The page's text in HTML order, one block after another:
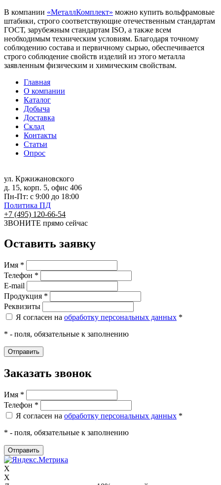
В компании «МеталлКомплект» можно купить вольфрамовые
штабики, строго соответствующие отечественным стандартам
ГОСТ, зарубежным стандартам ISO, а также всем
необходимым техническим условиям. Благодаря точному
соблюдению состава и первичному сырью, обеспечивается
строго соблюдение свойств изделий из этого металла
заявленным физическим и химическим свойствам.
Главная
О компании
Каталог
Добыча
Доставка
Склад
Контакты
Статьи
Опрос
ул. Кржижановского
д. 15, корп. 5, офис 406
Пн-Пт: с 9:00 до 18:00
Политика ПД
+7 (495) 120-66-54
ЗВОНИТЕ прямо сейчас
Оставить заявку
Имя *
Телефон *
E-mail
Продукция *
Реквизиты
Я согласен на обработку персональных данных *
* - поля, обязательные к заполнению
Заказать звонок
Имя *
Телефон *
Я согласен на обработку персональных данных *
* - поля, обязательные к заполнению
X
X